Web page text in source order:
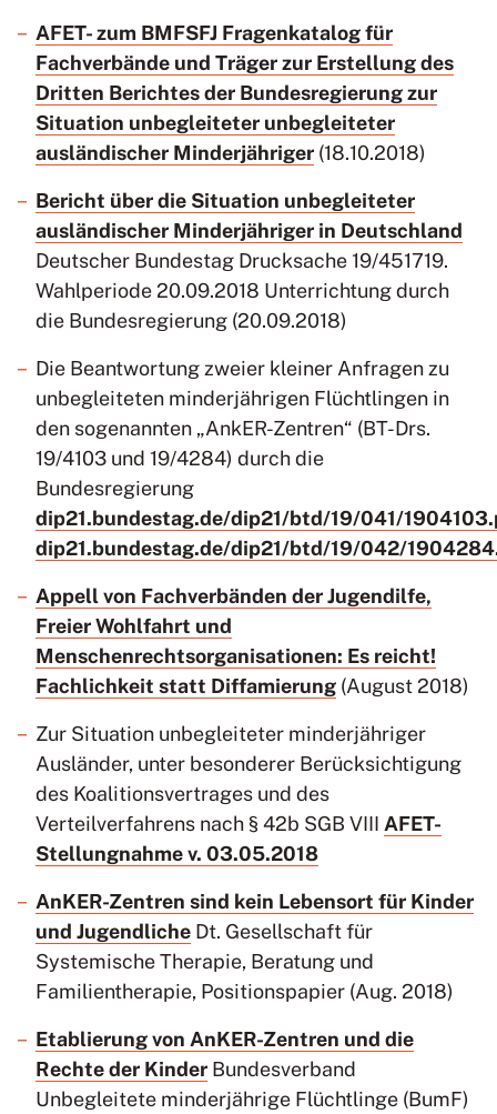
AFET- zum BMFSFJ Fragenkatalog für
Fachverbände und Träger zur Erstellung des
Dritten Berichtes der Bundesregierung zur
Situation unbegleiteter unbegleiteter
ausländischer Minderjähriger (18.10.2018)
Bericht über die Situation unbegleiteter
ausländischer Minderjähriger in Deutschland
Deutscher Bundestag Drucksache 19/451719.
Wahlperiode 20.09.2018 Unterrichtung durch
die Bundesregierung (20.09.2018)
Die Beantwortung zweier kleiner Anfragen zu
unbegleiteten minderjährigen Flüchtlingen in
den sogenannten „AnkER-Zentren“ (BT-Drs.
19/4103 und 19/4284) durch die
Bundesregierung
dip21.bundestag.de/dip21/btd/19/041/
dip21.bundestag.de/dip21/btd/19/042/
Appell von Fachverbänden der Jugendilfe,
Freier Wohlfahrt und
Menschenrechtsorganisationen: Es reicht!
Fachlichkeit statt Diffamierung (August 2018)
Zur Situation unbegleiteter minderjähriger
Ausländer, unter besonderer Berücksichtigung
des Koalitionsvertrages und des
Verteilverfahrens nach § 42b SGB VIII AFET-
Stellungnahme v. 03.05.2018
AnKER-Zentren sind kein Lebensort für Kinder
und Jugendliche Dt. Gesellschaft für
Systemische Therapie, Beratung und
Familientherapie, Positionspapier (Aug. 2018)
Etablierung von AnKER-Zentren und die
Rechte der Kinder Bundesverband
Unbegleitete minderjährige Flüchtlinge (BumF)